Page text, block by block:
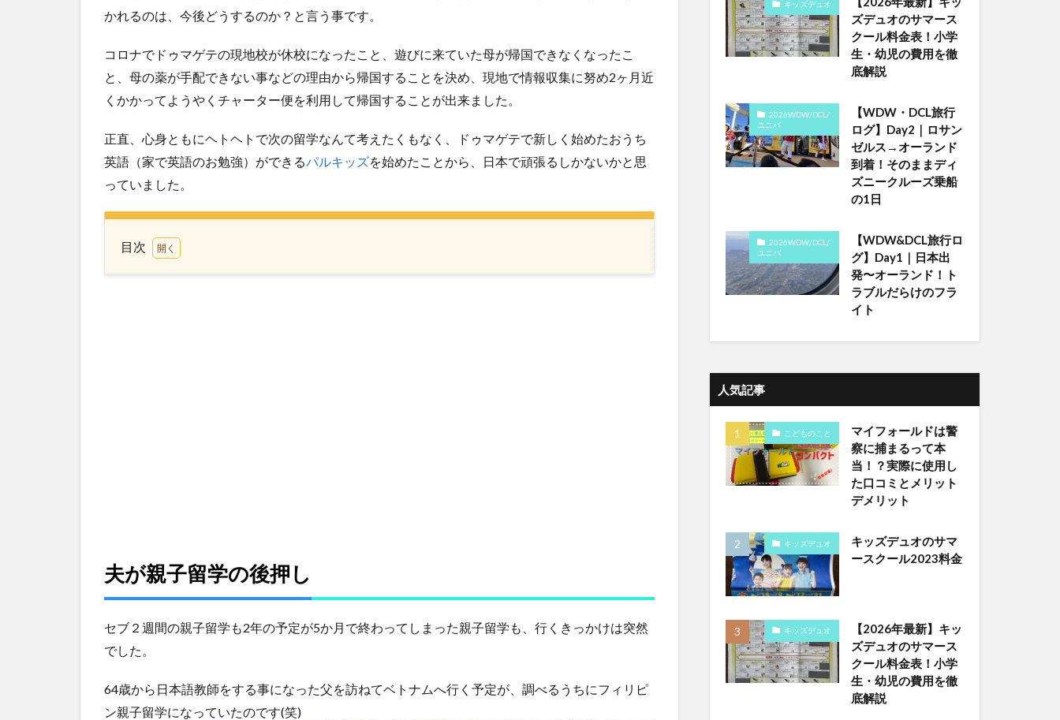
かれるのは、今後どうするのか？と言う事です。
コロナでドゥマゲテの現地校が休校になったこと、遊びに来ていた母が帰国できなくなったこ
と、母の薬が手配できない事などの理由から帰国することを決め、現地で情報収集に努め2ヶ月近
くかかってようやくチャーター便を利用して帰国することが出来ました。
正直、心身ともにヘトヘトで次の留学なんて考えたくもなく、ドゥマゲテで新しく始めたおうち
英語（家で英語のお勉強）ができるパルキッズを始めたことから、日本で頑張るしかないかと思
っていました。
目次
親子
留学
学学
校に
通わ
とダ
メ？
夫が親子留学の後押し
セブ２週間の親子留学も2年の予定が5か月で終わってしまった親子留学も、行くきっかけは突然
でした。
64歳から日本語教師をする事になった父を訪ねてベトナムへ行く予定が、調べるうちにフィリピ
ン親子留学になっていたのです(笑)
キッズデュオ
ズデュオのサマース
クール料金表！小学
生・幼児の費用を徹
底解説
2026WDW/DCL/
ユニバ
【WDW・DCL旅行
ログ】Day2｜ロサン
ゼルス→オーランド
到着！そのままディ
ズニークルーズ乗船
の1日
2026WDW/DCL/
ユニバ
【WDW&DCL旅行ロ
グ】Day1｜日本出
発〜オーランド！ト
ラブルだらけのフラ
イト
人気記事
こどものこと
マイフォールドは警
察に捕まるって本
当！？実際に使用し
た口コミとメリット
デメリット
キッズデュオ
キッズデュオのサマ
ースクール2023料金
キッズデュオ
【2026年最新】キッ
ズデュオのサマース
クール料金表！小学
生・幼児の費用を徹
底解説